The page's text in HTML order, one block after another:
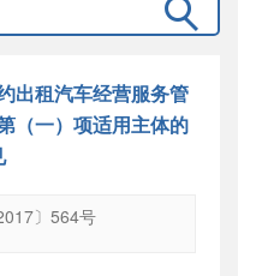
出租汽车经营服务管
（一）项适用主体的
〕564号
564号